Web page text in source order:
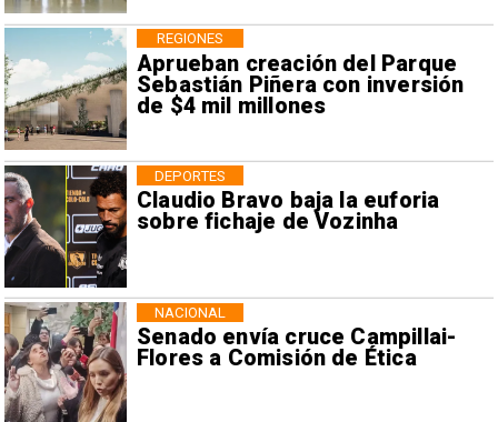
Aprueban creación del Parque
Sebastián Piñera con inversión
de $4 mil millones
REGIONES
Claudio Bravo baja la euforia
sobre fichaje de Vozinha
DEPORTES
Senado envía cruce Campillai-
Flores a Comisión de Ética
NACIONAL